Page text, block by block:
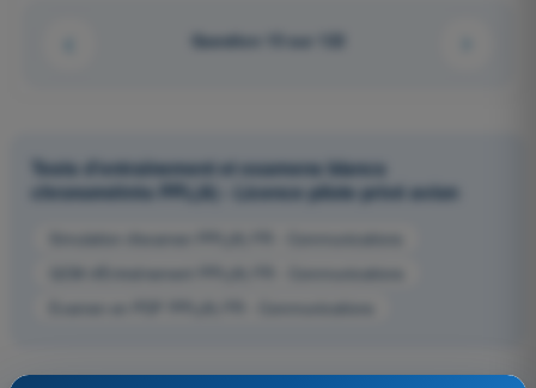
Question 15 sur 122
Tests d'entraînement et examens blancs
chronométrés PPL(A) - Licence pilote privé avion